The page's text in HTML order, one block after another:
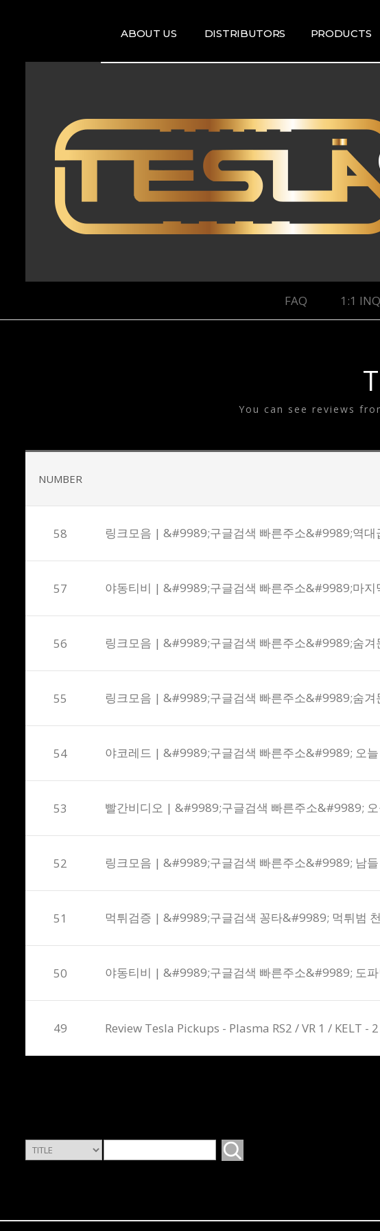
ABOUT US
MAP
DISTRIBUTORS PRODUCTS
GUITAR PICKUP
SETS
TESLA GUITAR
HUMBUCKER
TESLA GUITAR
SINGLE TYPE
TESLA BASS
SINGLE & DUAL
TESLA GOODS
FAQ 1:1
You can see reviews
NUMBER
58 링크모음 | &#9989;구글검색 빠른주소&#9989;역대
57 야동티비 | &#9989;구글검색 빠른주소&#9989;마지
56 링크모음 | &#9989;구글검색 빠른주소&#9989;숨겨
55 링크모음 | &#9989;구글검색 빠른주소&#9989;숨겨
54 야코레드 | &#9989;구글검색 빠른주소&#9989; 오늘
53 빨간비디오 | &#9989;구글검색 빠른주소&#9989; 오
52 링크모음 | &#9989;구글검색 빠른주소&#9989; 남들
51 먹튀검증 | &#9989;구글검색 꽁타&#9989; 먹튀범
50 야동티비 | &#9989;구글검색 빠른주소&#9989; 도
49 Review Tesla Pickups - Plasma RS2 / VR 1 / KELT - 2